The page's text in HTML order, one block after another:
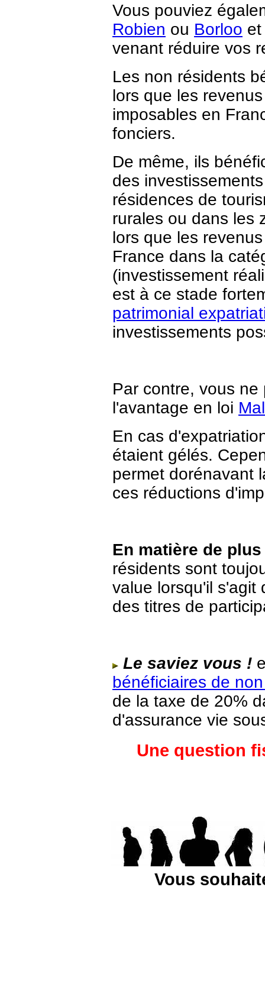
Vous pouviez
Robien ou Borloo
venant réduire vos
Les non résidents
lors que les
imposables en
fonciers.
De même, ils
des
résidences de
rurales ou dans les
lors que les
France dans la
(investissement
est à ce stade
patrimonial
investissements
Par contre, vous
l'avantage en loi
En cas
étaient gélés.
permet dorénavant
ces réductions
En matière de
résidents sont
value lorsqu'il s'agit
des titres de
Le saviez vous !
bénéficiaires de
de la taxe de 20%
d'assurance vie
Une question
Vous